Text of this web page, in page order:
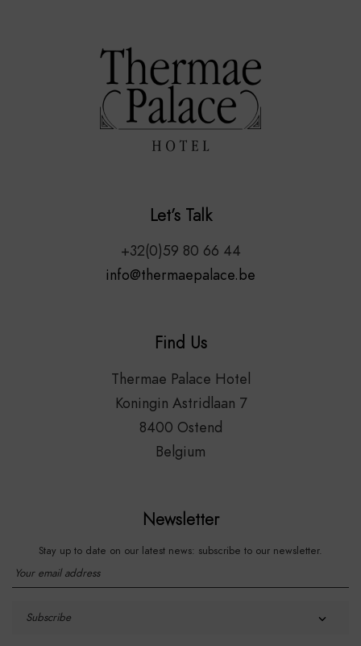
Let’s Talk
+32(0)59 80 66 44
info@thermaepalace.be
Find Us
Thermae Palace Hotel
Koningin Astridlaan 7
8400 Ostend
Belgium
Newsletter
Stay up to date on our latest news: subscribe to our newsletter.